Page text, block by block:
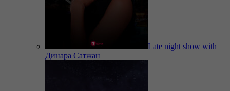
Late night show with
Динара Сатжан